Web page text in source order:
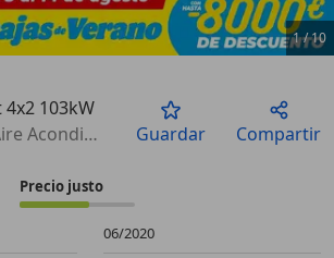
1/10
103kW
ABS, Bluetooth, Aire Acondicionado, Airbags laterales, Sensor de lluvia, Cierre centralizado, ESP, Control de velocidad
Guardar Compartir
Precio justo
06/2020